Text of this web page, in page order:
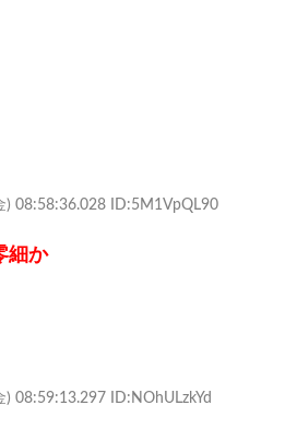
08:58:36.028 ID:5M1VpQL90
細か
08:59:13.297 ID:NOhULzkYd